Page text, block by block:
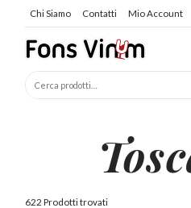
Chi Siamo Contatti Mio Account
622 Prodotti trovati